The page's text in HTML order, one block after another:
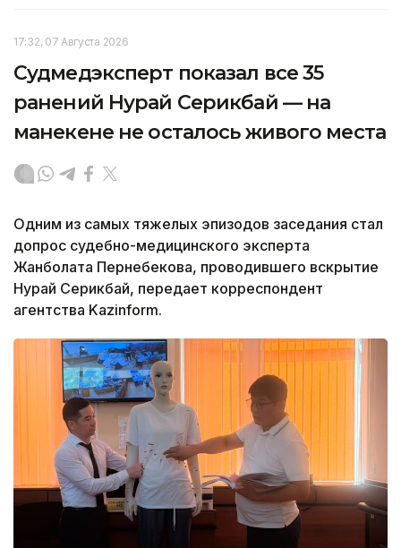
17:32, 07 Августа 2026
Судмедэксперт показал все 35
ранений Нурай Серикбай — на
манекене не осталось живого места
Одним из самых тяжелых эпизодов заседания стал
допрос судебно-медицинского эксперта
Жанболата Пернебекова, проводившего вскрытие
Нурай Серикбай, передает корреспондент
агентства Kazinform.